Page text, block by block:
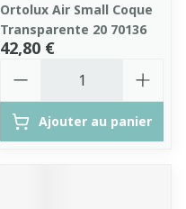
Ortolux Air Small Coque
Transparente 20 70136
42,80 €
Ajouter au panier